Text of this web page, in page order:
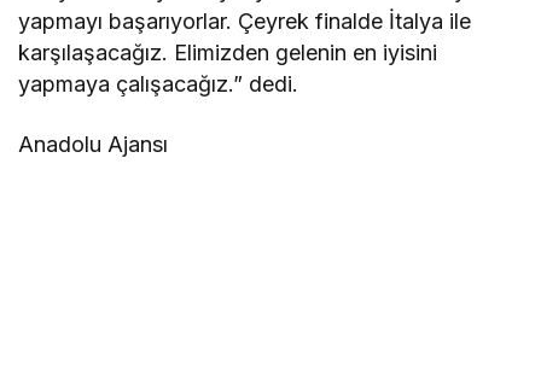
yapmayı başarıyorlar. Çeyrek finalde İtalya ile
karşılaşacağız. Elimizden gelenin en iyisini
yapmaya çalışacağız.” dedi.
Anadolu Ajansı